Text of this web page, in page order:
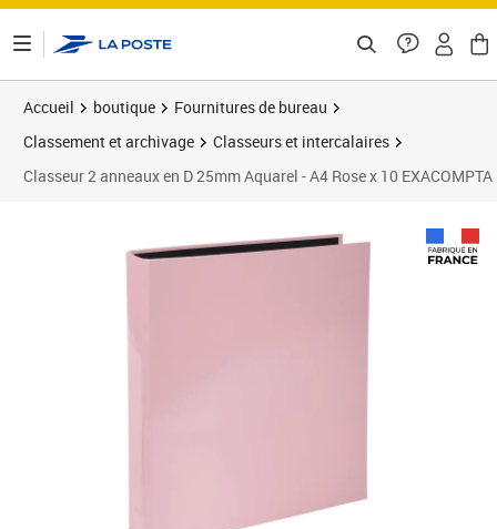
Accueil boutique
Fournitures de bureau
Classement et archivage
Classeurs et intercalaires
Classeur 2 anneaux en D 25mm Aquarel - A4 Rose x 10 EXACOMPTA